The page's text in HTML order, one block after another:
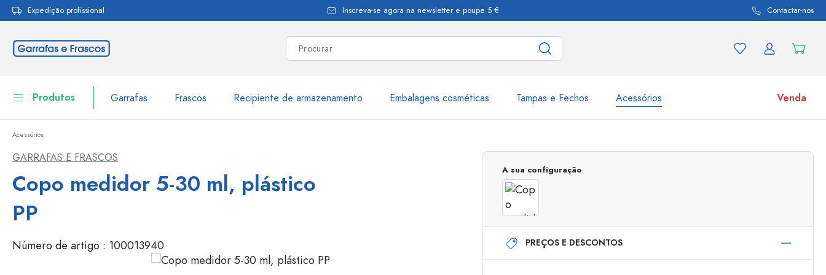
Saltar para a navegação principal
Expedição profissional Inscreva-se agora na newsletter e poupe 5 € Contactar-nos
Produtos Garrafas Frascos Recipiente de armazenamento Embalagens cosméticas Tampas e Fechos Acessórios Venda
Garrafas por marca
Garrafas WECK
Garrafas com tampa mecânica
Frascos de pulverização
Dispensadores Airless
Frascos com roll-on
Frascos
Acessórios
GARRAFAS E FRASCOS
Copo medidor 5-30 ml, plástico
PP
Número de artigo : 100013940
A sua configuração
PREÇOS E DESCONTOS